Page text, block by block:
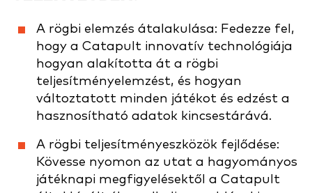
A rögbi elemzés átalakulása: Fedezze fel,
hogy a Catapult innovatív technológiája
hogyan alakította át a rögbi
teljesítményelemzést, és hogyan
változtatott minden játékot és edzést a
hasznosítható adatok kincsestárává.
A rögbi teljesítményeszközök fejlődése:
Kövesse nyomon az utat a hagyományos
játéknapi megfigyelésektől a Catapult